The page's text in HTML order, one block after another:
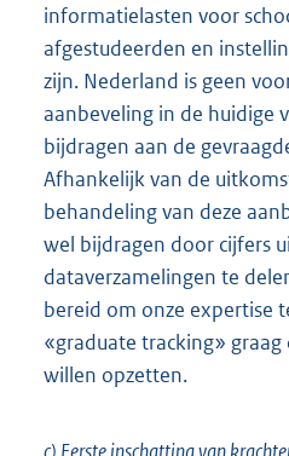
informatielasten voor
afgestudeerden en
zijn. Nederland is geen
aanbeveling in de huidige
bijdragen aan de
Afhankelijk van de
behandeling van deze
wel bijdragen door cijfers
dataverzamelingen te
bereid om onze expertise
«graduate tracking»
willen opzetten.